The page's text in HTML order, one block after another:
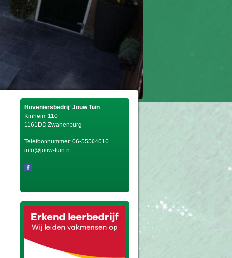
Hoveniersbedrijf Jouw Tuin
Kinheim 110
1161DD Zwanenburg
Telefoonnummer: 06-55504616
info@jouw-tuin.nl